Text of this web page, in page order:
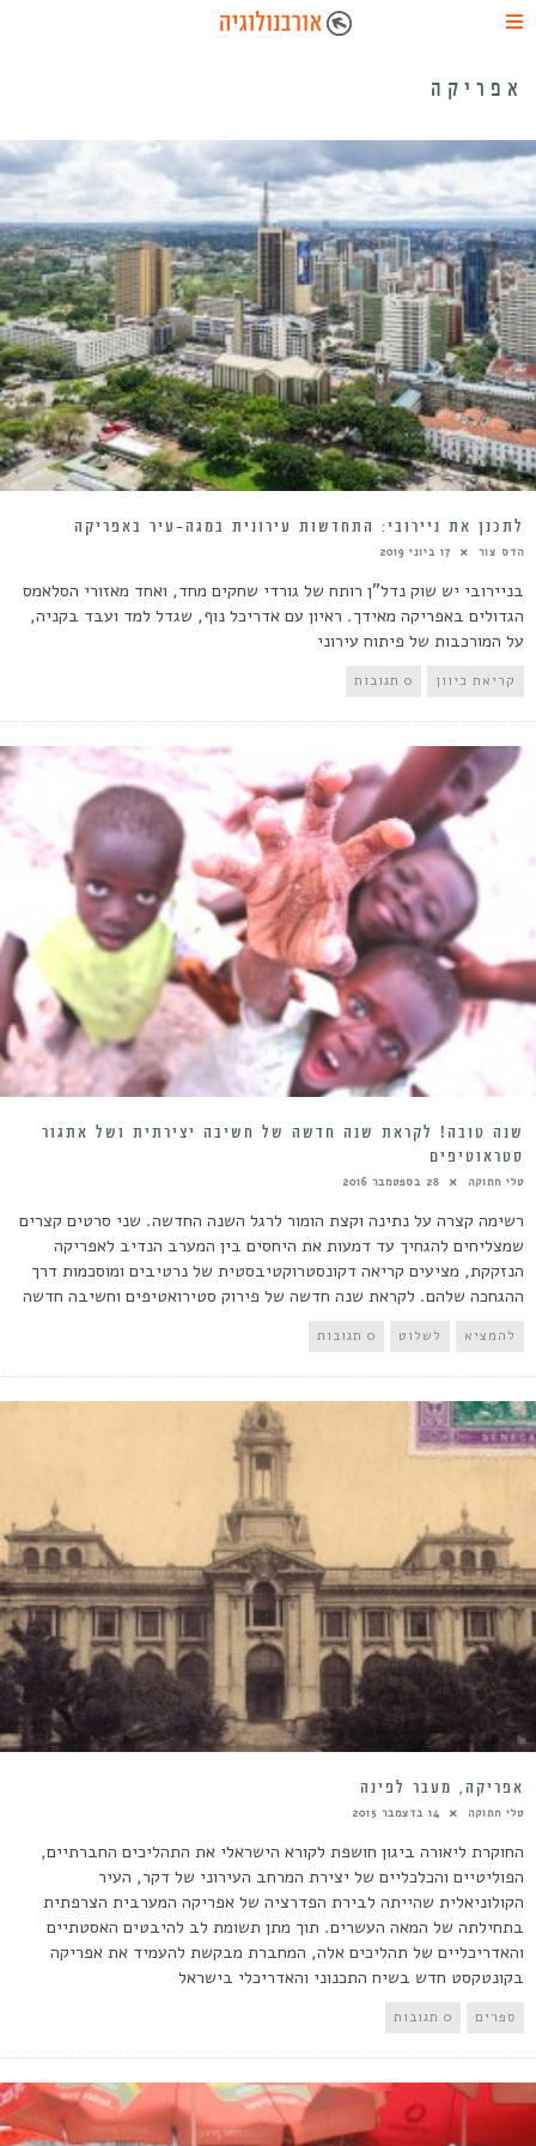
אפריקה
לתכנן את ניירובי: התחדשות עירונית במגה-עיר באפריקה
הדס צור 17 ביוני 2019
בניירובי יש שוק נדל"ן רותח של גורדי שחקים מחד, ואחד מאזורי הסלאמס
הגדולים באפריקה מאידך. ראיון עם אדריכל נוף, שגדל למד ועבד בקניה,
על המורכבות של פיתוח עירוני
קריאת כיוון 0 תגובות
שנה טובה! לקראת שנה חדשה של חשיבה יצירתית ושל אתגור
סטראוטיפים
טלי חתוקה 28 בספטמבר 2016
רשימה קצרה על נתינה וקצת הומור לרגל השנה החדשה. שני סרטים קצרים
שמצליחים להגחיך עד דמעות את היחסים בין המערב הנדיב לאפריקה
הנזקקת, מציעים קריאה דקונסטרוקטיבסטית של נרטיבים ומוסכמות דרך
ההגחכה שלהם. לקראת שנה חדשה של פירוק סטירואטיפים וחשיבה חדשה
להמציא לשלוט 0 תגובות
אפריקה, מעבר לפינה
טלי חתוקה 14 בדצמבר 2015
החוקרת ליאורה ביגון חושפת לקורא הישראלי את התהליכים החברתיים,
הפוליטיים והכלכליים של יצירת המרחב העירוני של דקר, העיר
הקולוניאלית שהייתה לבירת הפדרציה של אפריקה המערבית הצרפתית
בתחילתה של המאה העשרים. תוך מתן תשומת לב להיבטים האסטתיים
והאדריכליים של תהליכים אלה, המחברת מבקשת להעמיד את אפריקה
בקונטקסט חדש בשיח התכנוני והאדריכלי בישראל
ספרים 0 תגובות